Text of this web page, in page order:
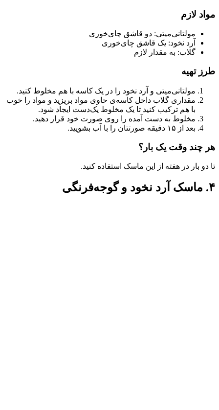
مواد لازم
مولتانی‌میتی: دو قاشق چای‌خوری
آرد نخود: یک قاشق چای‌خوری
گلاب: به مقدار لازم
طرز تهیه
مولتانی‌میتی و آرد نخود را در یک کاسه با هم مخلوط کنید.
مقداری گلاب داخل کاسه‌ی حاوی مواد بریزید و مواد را خوب
با هم ترکیب کنید تا یک مخلوط یک‌دست ایجاد شود.
مخلوط به دست آمده را روی صورت خود قرار دهید.
بعد از ۱۵ دقیقه صورتتان را با آب بشویید.
هر چند وقت یک بار؟
تا دو بار در هفته از این ماسک استفاده کنید.
۴. ماسک آرد نخود و گوجه‌فرنگی